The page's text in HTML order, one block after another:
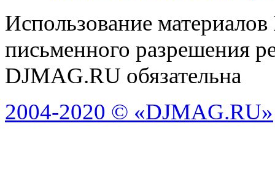
Использование
письменного разрешения
DJMAG.RU обязательна
2004-2020 © «DJMAG.RU»